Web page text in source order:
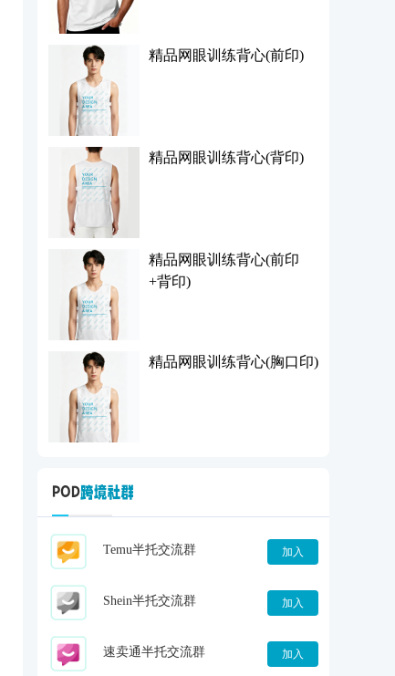
精品网眼训练背心(前印)
精品网眼训练背心(背印)
精品网眼训练背心(前印
+背印)
精品网眼训练背心(胸口印)
Temu半托交流群 加入
Shein半托交流群 加入
速卖通半托交流群 加入